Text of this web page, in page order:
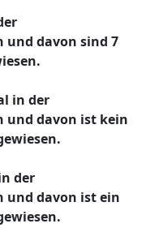
davon sind 7
in der
davon ist kein
der
davon ist ein